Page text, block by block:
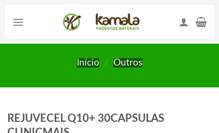
Início / Outros
REJUVECEL Q10+ 30CAPSULAS